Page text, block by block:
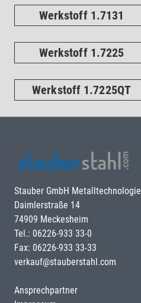
Werkstoff 1.7131
Werkstoff 1.7225
Werkstoff 1.7225QT
Stauber GmbH Metalltechnologie
Daimlerstraße 14
74909 Meckesheim
Tel.: 06226-933 33-0
Fax: 06226-933 33-33
verkauf@stauberstahl.com
Ansprechpartner